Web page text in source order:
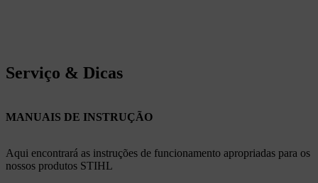
Serviço & Dicas
MANUAIS DE INSTRUÇÃO
Aqui encontrará as instruções de funcionamento apropriadas para os
nossos produtos STIHL